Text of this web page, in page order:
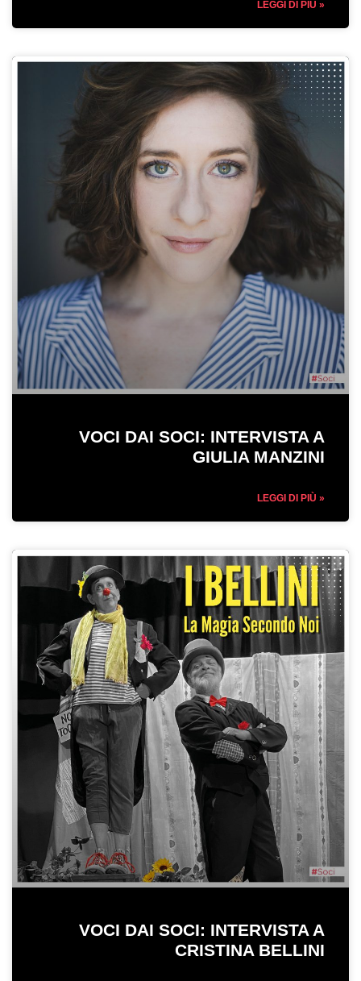
LEGGI DI PIÙ »
VOCI DAI SOCI: INTERVISTA A
GIULIA MANZINI
LEGGI DI PIÙ »
VOCI DAI SOCI: INTERVISTA A
CRISTINA BELLINI